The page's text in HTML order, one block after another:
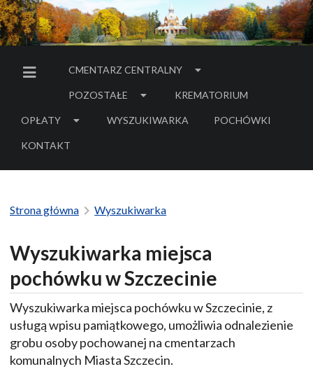
MENU BOCZNE
CMENTARZ CENTRALNY
POZOSTAŁE KREMATORIUM
OPŁATY WYSZUKIWARKA POCHÓWKI
- LINK DO SERWISU
KONTAKT
Strona główna Wyszukiwarka
Wyszukiwarka miejsca
pochówku w Szczecinie
Wyszukiwarka miejsca pochówku w Szczecinie, z
usługą wpisu pamiątkowego, umożliwia odnalezienie
grobu osoby pochowanej na cmentarzach
komunalnych Miasta Szczecin.